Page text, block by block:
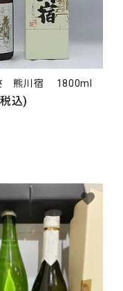
熊川宿 1800ml
込)
favorite
close